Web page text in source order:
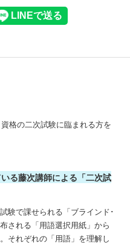
格の二次試験に臨まれる方を
る藤次講師による「二次試
験で課せられる「ブラインド･
される「用語選択用紙」から
それぞれの「用語」を理解し